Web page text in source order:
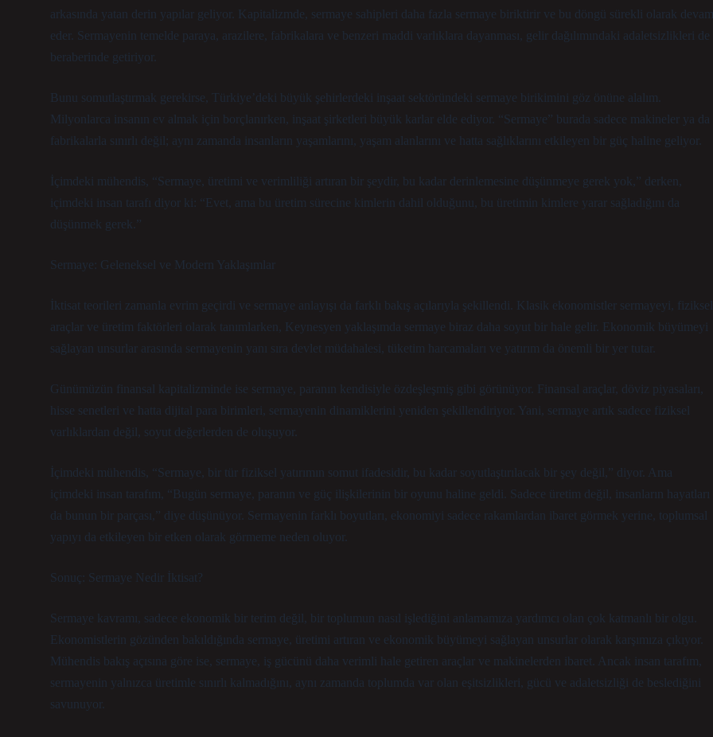
arkasında yatan derin yapılar geliyor. Kapitalizmde, sermaye sahipleri daha fazla sermaye biriktirir ve bu döngü sürekli olarak devam
eder. Sermayenin temelde paraya, arazilere, fabrikalara ve benzeri maddi varlıklara dayanması, gelir dağılımındaki adaletsizlikleri de
beraberinde getiriyor.
Bunu somutlaştırmak gerekirse, Türkiye’deki büyük şehirlerdeki inşaat sektöründeki sermaye birikimini göz önüne alalım.
Milyonlarca insanın ev almak için borçlanırken, inşaat şirketleri büyük karlar elde ediyor. “Sermaye” burada sadece makineler ya da
fabrikalarla sınırlı değil; aynı zamanda insanların yaşamlarını, yaşam alanlarını ve hatta sağlıklarını etkileyen bir güç haline geliyor.
İçimdeki mühendis, “Sermaye, üretimi ve verimliliği artıran bir şeydir, bu kadar derinlemesine düşünmeye gerek yok,” derken,
içimdeki insan tarafı diyor ki: “Evet, ama bu üretim sürecine kimlerin dahil olduğunu, bu üretimin kimlere yarar sağladığını da
düşünmek gerek.”
Sermaye: Geleneksel ve Modern Yaklaşımlar
İktisat teorileri zamanla evrim geçirdi ve sermaye anlayışı da farklı bakış açılarıyla şekillendi. Klasik ekonomistler sermayeyi, fiziksel
araçlar ve üretim faktörleri olarak tanımlarken, Keynesyen yaklaşımda sermaye biraz daha soyut bir hale gelir. Ekonomik büyümeyi
sağlayan unsurlar arasında sermayenin yanı sıra devlet müdahalesi, tüketim harcamaları ve yatırım da önemli bir yer tutar.
Günümüzün finansal kapitalizminde ise sermaye, paranın kendisiyle özdeşleşmiş gibi görünüyor. Finansal araçlar, döviz piyasaları,
hisse senetleri ve hatta dijital para birimleri, sermayenin dinamiklerini yeniden şekillendiriyor. Yani, sermaye artık sadece fiziksel
varlıklardan değil, soyut değerlerden de oluşuyor.
İçimdeki mühendis, “Sermaye, bir tür fiziksel yatırımın somut ifadesidir, bu kadar soyutlaştırılacak bir şey değil,” diyor. Ama
içimdeki insan tarafım, “Bugün sermaye, paranın ve güç ilişkilerinin bir oyunu haline geldi. Sadece üretim değil, insanların hayatları
da bunun bir parçası,” diye düşünüyor. Sermayenin farklı boyutları, ekonomiyi sadece rakamlardan ibaret görmek yerine, toplumsal
yapıyı da etkileyen bir etken olarak görmeme neden oluyor.
Sonuç: Sermaye Nedir İktisat?
Sermaye kavramı, sadece ekonomik bir terim değil, bir toplumun nasıl işlediğini anlamamıza yardımcı olan çok katmanlı bir olgu.
Ekonomistlerin gözünden bakıldığında sermaye, üretimi artıran ve ekonomik büyümeyi sağlayan unsurlar olarak karşımıza çıkıyor.
Mühendis bakış açısına göre ise, sermaye, iş gücünü daha verimli hale getiren araçlar ve makinelerden ibaret. Ancak insan tarafım,
sermayenin yalnızca üretimle sınırlı kalmadığını, aynı zamanda toplumda var olan eşitsizlikleri, gücü ve adaletsizliği de beslediğini
savunuyor.